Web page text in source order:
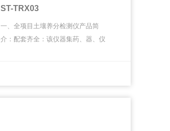
ST-TRX03
一、全项目土壤养分检测仪产品简
介：配套齐全：该仪器集药、器、仪